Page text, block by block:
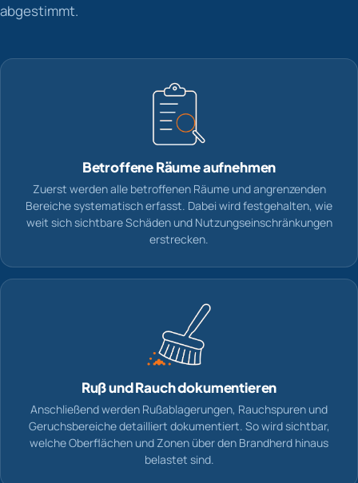
abgestimmt.
Betroffene Räume aufnehmen
Zuerst werden alle betroffenen Räume und angrenzenden
Bereiche systematisch erfasst. Dabei wird festgehalten, wie
weit sich sichtbare Schäden und Nutzungseinschränkungen
erstrecken.
Ruß und Rauch dokumentieren
Anschließend werden Rußablagerungen, Rauchspuren und
Geruchsbereiche detailliert dokumentiert. So wird sichtbar,
welche Oberflächen und Zonen über den Brandherd hinaus
belastet sind.